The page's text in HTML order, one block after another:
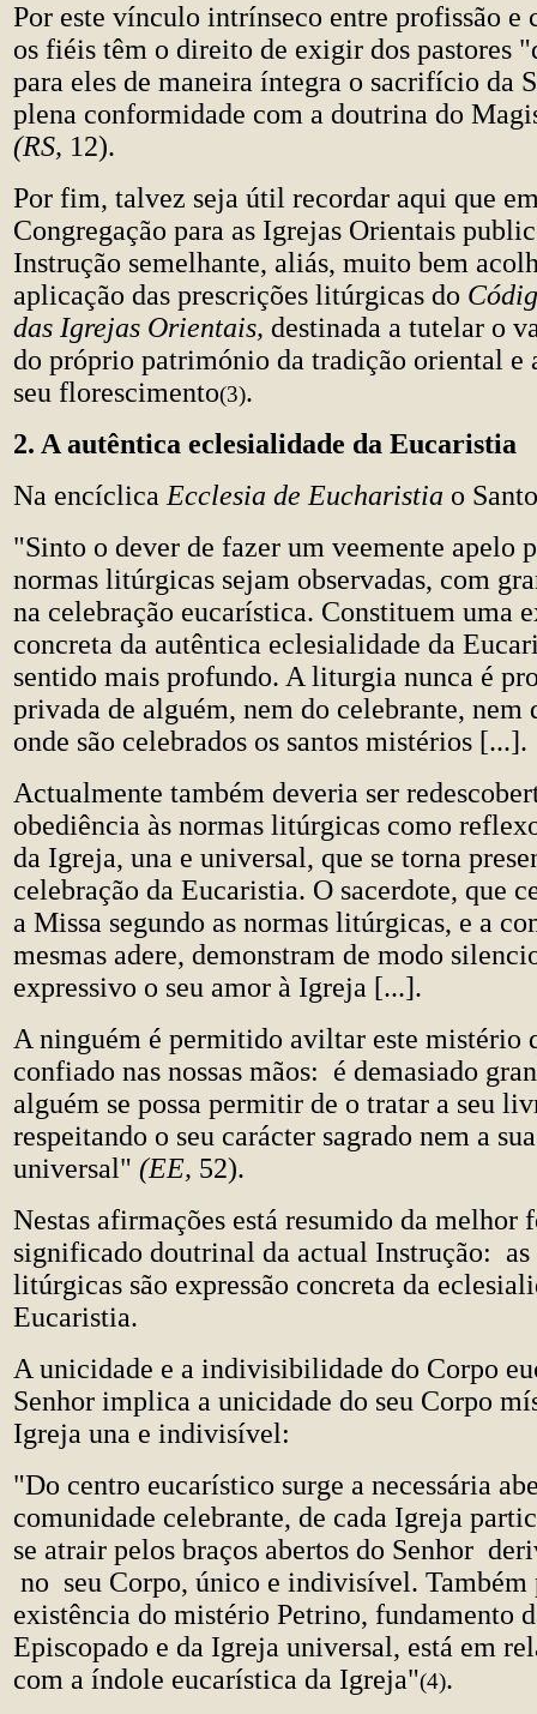
Por este vínculo intrínseco entre profissão e
os fiéis têm o direito de exigir dos pastores
para eles de maneira íntegra o sacrifício da
plena conformidade com a doutrina do
(RS, 12).
Por fim, talvez seja útil recordar aqui que
Congregação para as Igrejas Orientais
Instrução semelhante, aliás, muito bem
aplicação das prescrições litúrgicas do
das Igrejas Orientais, destinada a tutelar o
do próprio património da tradição oriental e
seu florescimento(3).
2. A autêntica eclesialidade da Eucaristia
Na encíclica Ecclesia de Eucharistia o
"Sinto o dever de fazer um veemente apelo
normas litúrgicas sejam observadas, com
na celebração eucarística. Constituem uma
concreta da autêntica eclesialidade da
sentido mais profundo. A liturgia nunca é
privada de alguém, nem do celebrante, nem
onde são celebrados os santos mistérios [...].
Actualmente também deveria ser
obediência às normas litúrgicas como
da Igreja, una e universal, que se torna
celebração da Eucaristia. O sacerdote, que
a Missa segundo as normas litúrgicas, e a
mesmas adere, demonstram de modo
expressivo o seu amor à Igreja [...].
A ninguém é permitido aviltar este mistério
confiado nas nossas mãos: é demasiado
alguém se possa permitir de o tratar a seu
respeitando o seu carácter sagrado nem a
universal" (EE, 52).
Nestas afirmações está resumido da melhor
significado doutrinal da actual Instrução: as
litúrgicas são expressão concreta da
Eucaristia.
A unicidade e a indivisibilidade do Corpo
Senhor implica a unicidade do seu Corpo
Igreja una e indivisível:
"Do centro eucarístico surge a necessária
comunidade celebrante, de cada Igreja
se atrair pelos braços abertos do Senhor
no seu Corpo, único e indivisível. Também
existência do mistério Petrino, fundamento
Episcopado e da Igreja universal, está em
com a índole eucarística da Igreja"(4).